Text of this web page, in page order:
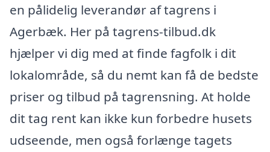
en pålidelig leverandør af tagrens i
Agerbæk. Her på tagrens-tilbud.dk
hjælper vi dig med at finde fagfolk i dit
lokalområde, så du nemt kan få de bedste
priser og tilbud på tagrensning. At holde
dit tag rent kan ikke kun forbedre husets
udseende, men også forlænge tagets